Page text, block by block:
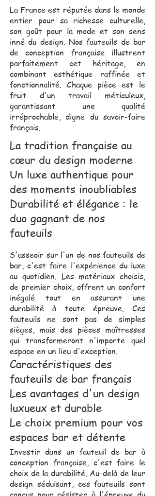
La France est réputée dans le monde
entier pour sa richesse culturelle,
son goût pour la mode et son sens
inné du design. Nos fauteuils de bar
de conception française illustrent
parfaitement cet héritage, en
combinant esthétique raffinée et
fonctionnalité. Chaque pièce est le
fruit d'un travail méticuleux,
garantissant une qualité
irréprochable, digne du savoir-faire
français.
La tradition française au
cœur du design moderne
Un luxe authentique pour
des moments inoubliables
Durabilité et élégance : le
duo gagnant de nos
fauteuils
S'asseoir sur l'un de nos fauteuils de
bar, c'est faire l'expérience du luxe
au quotidien. Les matériaux choisis,
de premier choix, offrent un confort
inégalé tout en assurant une
durabilité à toute épreuve. Ces
fauteuils ne sont pas de simples
sièges, mais des pièces maîtresses
qui transformeront n'importe quel
espace en un lieu d'exception.
Caractéristiques des
fauteuils de bar français
Les avantages d'un design
luxueux et durable
Le choix premium pour vos
espaces bar et détente
Investir dans un fauteuil de bar à
conception française, c'est faire le
choix de la durabilité. Au-delà de leur
design séduisant, ces fauteuils sont